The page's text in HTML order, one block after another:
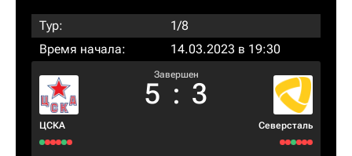
Тур:
1/8
Время начала:
14.03.2023 в 19:30
ЦСКА
Завершен
5 : 3
Северсталь